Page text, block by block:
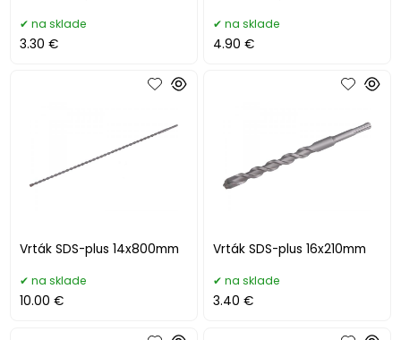
na sklade
3.30 €
na sklade
4.90 €
Vrták SDS-plus 14x800mm
na sklade
10.00 €
Vrták SDS-plus 16x210mm
na sklade
3.40 €